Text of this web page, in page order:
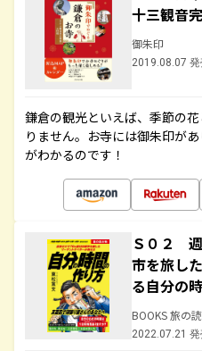
十三観音
御朱印
2019.08.07
鎌倉の観光といえば、季節の
りません。お寺には御朱印が
がわかるのです！
Ｓ０２
市を旅し
る自分の
BOOKS 旅の
2022.07.21